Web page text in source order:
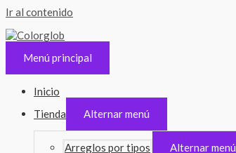
Ir al contenido
Menú principal
Inicio
Tienda
Alternar menú
Arreglos por tipos
Alternar menú